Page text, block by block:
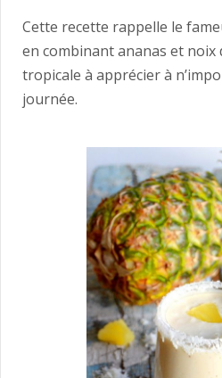
Cette recette rappelle le
en combinant ananas et noix
tropicale à apprécier à
journée.